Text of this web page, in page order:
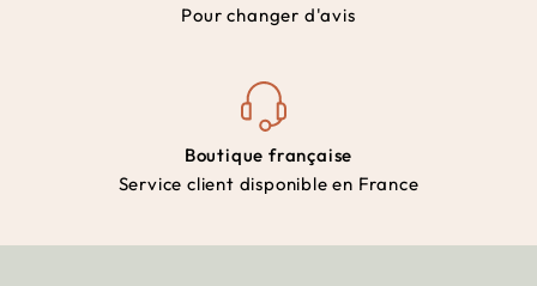
Pour changer d'avis
Boutique française
Service client disponible en France